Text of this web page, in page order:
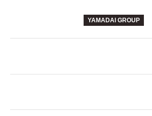
YAMADAI GROUP